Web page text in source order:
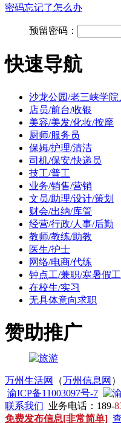
密码忘记了怎么办
预留密码：
快速导航
沙龙公园/老三峡学院
店员/前台/收银
美容/美发/化妆/按摩
厨师/服务员
保姆/护理/清洁
司机/保安/快递员
技工/普工
业务/销售/营销
文员/助理/设计/策划
财会/出纳/库管
经营/行政/人事/后勤
教师/教练/助教
医生/护士
网络/电商/代练
钟点工/兼职/寒暑假工
在校生/实习
无具体意向求职
赞助推广
万州生活网 （万州信息网
渝ICP备11003097号-7
联系我们 业务电话：189-
免费发布信息[非常简单]